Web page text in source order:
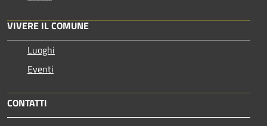
VIVERE IL COMUNE
Luoghi
Eventi
CONTATTI